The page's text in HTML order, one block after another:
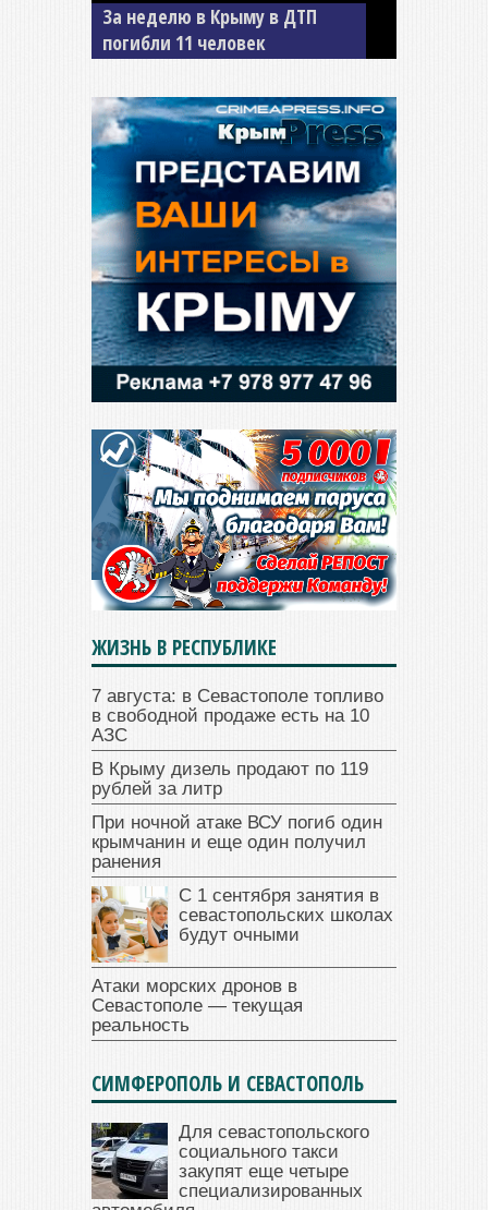
В Джанкое водитель ВАЗа
сбил двух детей на «зебре»
ЖИЗНЬ В РЕСПУБЛИКЕ
7 августа: в Севастополе топливо
в свободной продаже есть на 10
АЗС
В Крыму дизель продают по 119
рублей за литр
При ночной атаке ВСУ погиб один
крымчанин и еще один получил
ранения
С 1 сентября занятия в
севастопольских школах
будут очными
Атаки морских дронов в
Севастополе — текущая
реальность
СИМФЕРОПОЛЬ И СЕВАСТОПОЛЬ
Для севастопольского
социального такси
закупят еще четыре
специализированных